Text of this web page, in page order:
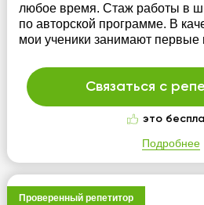
любое время. Стаж работы в
по авторской программе. В
мои ученики занимают первые
Связаться с
это
Подробнее
Проверенный репетитор